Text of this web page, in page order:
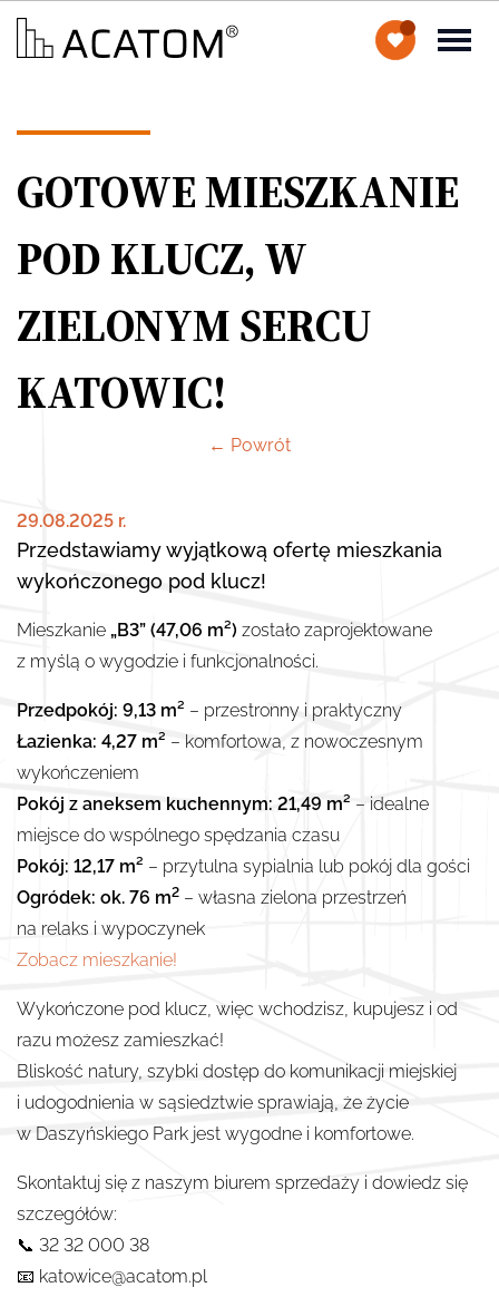
GOTOWE MIESZKANIE
POD KLUCZ, W
ZIELONYM SERCU
KATOWIC!
← Powrót
29.08.2025 r.
Przedstawiamy wyjątkową ofertę mieszkania
wykończonego pod klucz!
Mieszkanie „B3” (47,06 m²) zostało zaprojektowane
z myślą o wygodzie i funkcjonalności.
Przedpokój: 9,13 m² – przestronny i praktyczny
Łazienka: 4,27 m² – komfortowa, z nowoczesnym
wykończeniem
Pokój z aneksem kuchennym: 21,49 m² – idealne
miejsce do wspólnego spędzania czasu
Pokój: 12,17 m² – przytulna sypialnia lub pokój dla gości
Ogródek: ok. 76 m2 – własna zielona przestrzeń
na relaks i wypoczynek
Zobacz mieszkanie!
Wykończone pod klucz, więc wchodzisz, kupujesz i od
razu możesz zamieszkać!
Bliskość natury, szybki dostęp do komunikacji miejskiej
i udogodnienia w sąsiedztwie sprawiają, że życie
w Daszyńskiego Park jest wygodne i komfortowe.
Skontaktuj się z naszym biurem sprzedaży i dowiedz się
szczegółów:
📞 32 32 000 38
📧 katowice@acatom.pl